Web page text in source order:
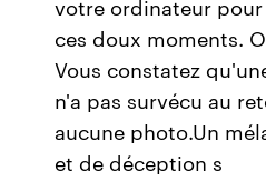
votre ordinateur
ces doux moments.
Vous constatez
n'a pas survécu au
aucune photo.Un
et de déception s